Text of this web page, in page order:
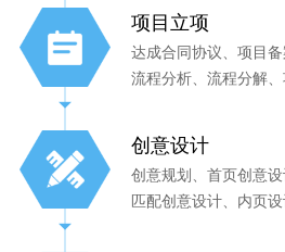
项目立项
达成合同协议、项目
流程分析、流程分解
创意设计
创意规划、首页创意
匹配创意设计、内页设